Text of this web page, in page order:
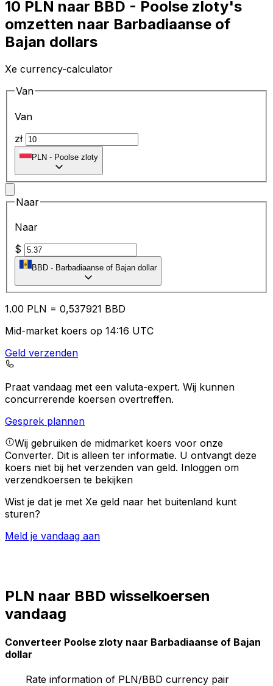
10 PLN naar BBD - Poolse zloty's
omzetten naar Barbadiaanse of
Bajan dollars
Xe currency-calculator
Van
Van
zł
PLN - Poolse zloty
Naar
Naar
$
BBD - Barbadiaanse of Bajan dollar
1.00 PLN = 0,537921 BBD
Mid-market koers op 14:16 UTC
Geld verzenden
Praat vandaag met een valuta-expert. Wij kunnen
concurrerende koersen overtreffen.
Gesprek plannen
Wij gebruiken de midmarket koers voor onze
Converter. Dit is alleen ter informatie. U ontvangt deze
koers niet bij het verzenden van geld. Inloggen om
verzendkoersen te bekijken
Wist je dat je met Xe geld naar het buitenland kunt
sturen?
Meld je vandaag aan
PLN naar BBD wisselkoersen
vandaag
Converteer Poolse zloty naar Barbadiaanse of Bajan
dollar
Rate information of PLN/BBD currency pair